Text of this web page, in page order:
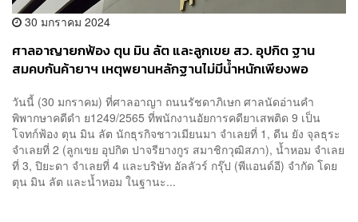
30 มกราคม 2024
ศาลอาญายกฟ้อง ตุน มิน ลัต และลูกเขย สว. อุปกิต ฐาน
สมคบกันค้ายาฯ เหตุพยานหลักฐานไม่มีน้ำหนักเพียงพอ
วันนี้ (30 มกราคม) ที่ศาลอาญา ถนนรัชดาภิเษก ศาลนัดอ่านคำ
พิพากษาคดีดำ ย1249/2565 ที่พนักงานอัยการคดียาเสพติด 9 เป็น
โจทก์ฟ้อง ตุน มิน ลัต นักธุรกิจชาวเมียนมา จำเลยที่ 1, ดีน ยัง จุลธุระ
จำเลยที่ 2 (ลูกเขย อุปกิต ปาจรียางกูร สมาชิกวุฒิสภา), น้ำหอม จำเลย
ที่ 3, ปิยะดา จำเลยที่ 4 และบริษัท อัลลัวร์ กรุ๊ป (พีแอนด์อี) จำกัด โดย
ตุน มิน ลัต และน้ำหอม ในฐานะ...